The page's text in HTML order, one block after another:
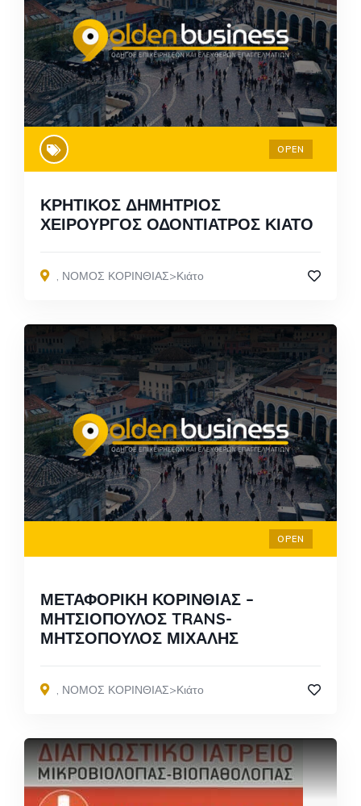
OPEN
ΚΡΗΤΙΚΟΣ ΔΗΜΗΤΡΙΟΣ
ΧΕΙΡΟΥΡΓΟΣ ΟΔΟΝΤΙΑΤΡΟΣ ΚΙΑΤΟ
, ΝΟΜΟΣ ΚΟΡΙΝΘΙΑΣ>Κιάτο
OPEN
ΜΕΤΑΦΟΡΙΚΗ ΚΟΡΙΝΘΙΑΣ –
ΜΗΤΣΙΟΠΟΥΛΟΣ TRANS-
ΜΗΤΣΟΠΟΥΛΟΣ ΜΙΧΑΛΗΣ
, ΝΟΜΟΣ ΚΟΡΙΝΘΙΑΣ>Κιάτο